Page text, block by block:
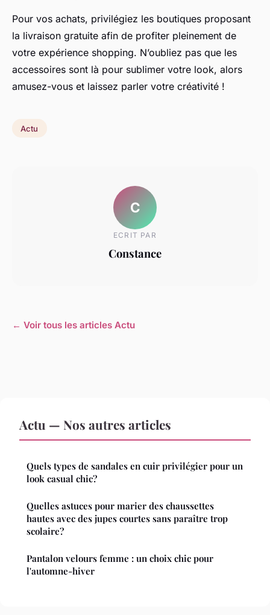
Pour vos achats, privilégiez les boutiques proposant
la livraison gratuite afin de profiter pleinement de
votre expérience shopping. N’oubliez pas que les
accessoires sont là pour sublimer votre look, alors
amusez-vous et laissez parler votre créativité !
Actu
C
ECRIT PAR
Constance
← Voir tous les articles Actu
Actu — Nos autres articles
Quels types de sandales en cuir privilégier pour un
look casual chic?
Quelles astuces pour marier des chaussettes
hautes avec des jupes courtes sans paraître trop
scolaire?
Pantalon velours femme : un choix chic pour
l'automne-hiver